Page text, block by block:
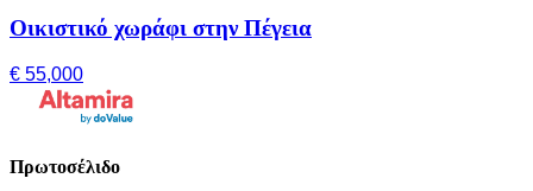
Οικιστικό χωράφι στην Πέγεια
€ 55,000
Πρωτοσέλιδο